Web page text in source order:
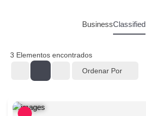
BusinessClassified
3 Elementos encontrados
Ordenar Por